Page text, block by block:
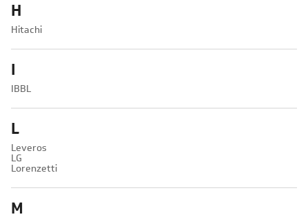
H
Hitachi
I
IBBL
L
Leveros
LG
Lorenzetti
M